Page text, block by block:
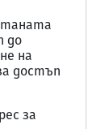
до
на
достъп
за